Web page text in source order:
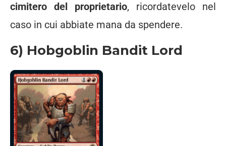
cimitero del proprietario, ricordatevelo nel
caso in cui abbiate mana da spendere.
6) Hobgoblin Bandit Lord